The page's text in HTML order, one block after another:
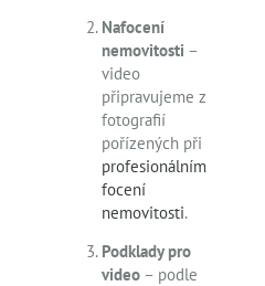
Nafocení
nemovitosti –
video
připravujeme z
fotografií
pořízených při
profesionálním
focení
nemovitosti.
Podklady pro
video– podle